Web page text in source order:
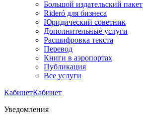
Большой издательский пакет
Rideró для бизнеса
Юридический советник
Дополнительные услуги
Расшифровка текста
Перевод
Книги в аэропортах
Публикация
Все услуги
КабинетКабинет
Уведомления